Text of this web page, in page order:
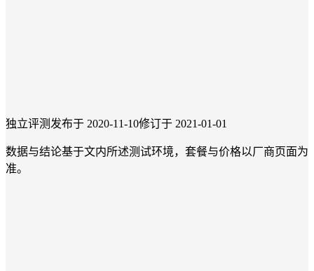
独立评测 发布于 2020-11-10修订于 2021-01-01
数据与结论基于文内所述测试环境，套餐与价格以厂商页面为
准。